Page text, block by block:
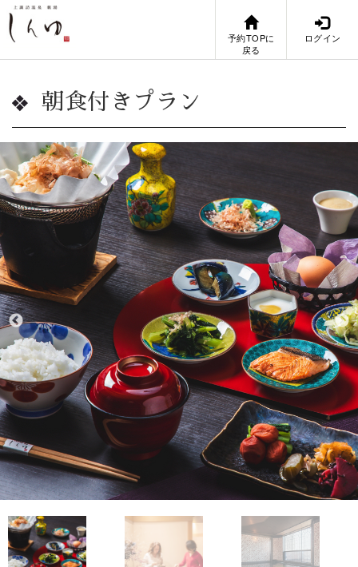
予約TOPに
戻る
ログイン
朝食付きプラン